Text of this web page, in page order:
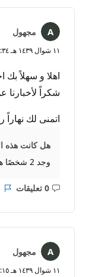
مجهول
١١ شوال ١٤٣٩ هـ ٢:٣٤ م
اهلا و سهلاً
شكراً لأخبارنا
اتمنى لك نهاراً
هل كانت هذه
وجد 2 شخصًا هذه الإجابة مفيدة.
0 تعليقات ليست
مجهول
١١ شوال ١٤٣٩ هـ ٢:١٥ م